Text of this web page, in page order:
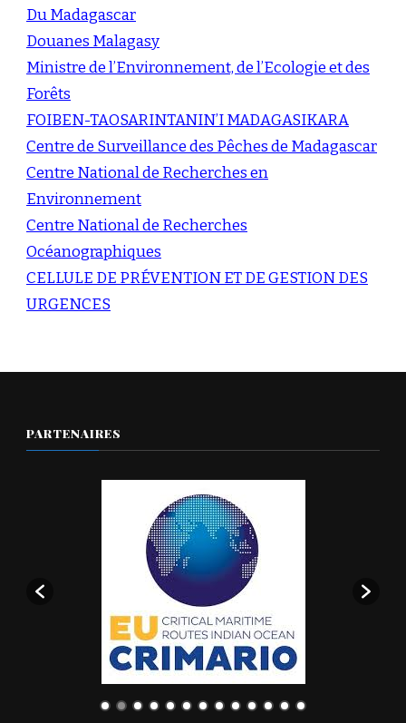
Du Madagascar
Douanes Malagasy
Ministre de l’Environnement, de l’Ecologie et des
Forêts
FOIBEN-TAOSARINTANIN’I MADAGASIKARA
Centre de Surveillance des Pêches de Madagascar
Centre National de Recherches en
Environnement
Centre National de Recherches
Océanographiques
CELLULE DE PRÉVENTION ET DE GESTION DES
URGENCES
PARTENAIRES